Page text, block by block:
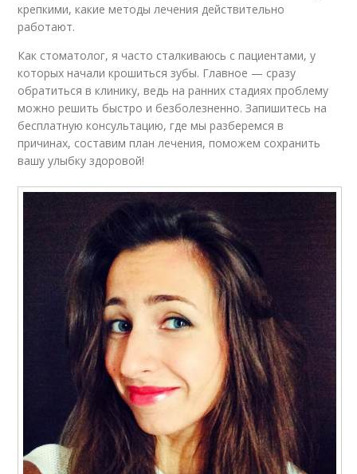
крепкими, какие методы лечения действительно
работают.
Как стоматолог, я часто сталкиваюсь с пациентами, у
которых начали крошиться зубы. Главное — сразу
обратиться в клинику, ведь на ранних стадиях проблему
можно решить быстро и безболезненно. Запишитесь на
бесплатную консультацию, где мы разберемся в
причинах, составим план лечения, поможем сохранить
вашу улыбку здоровой!